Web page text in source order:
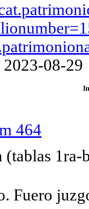
08-29
464
(tablas 1ra-
Fuero